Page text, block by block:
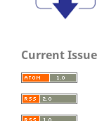
Current Issue